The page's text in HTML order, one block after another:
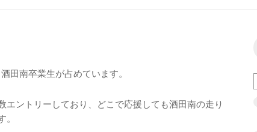
田南卒業生が占めています。
ントリーしており、どこで応援しても酒田南の走り